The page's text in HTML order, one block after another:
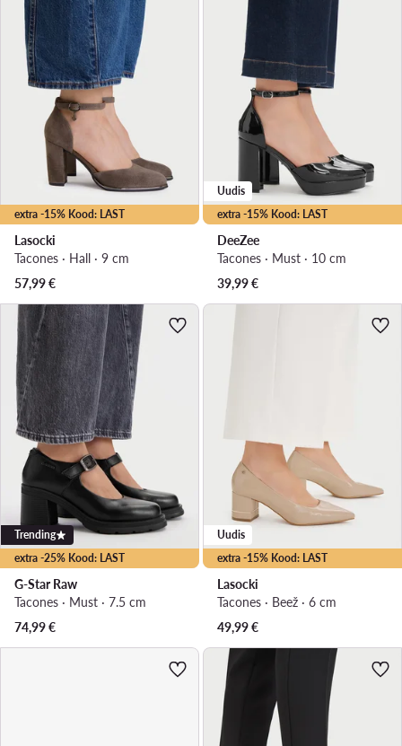
extra -15% Kood: LAST
Lasocki
Tacones · Hall · 9 cm
57,99€
extra -15% Kood: LAST
Uudis
DeeZee
Tacones · Must · 10 cm
39,99€
extra -25% Kood: LAST
Trending
G-Star Raw
Tacones · Must · 7.5 cm
74,99€
extra -15% Kood: LAST
Uudis
Lasocki
Tacones · Beež · 6 cm
49,99€